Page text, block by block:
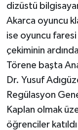
dizüstü
Akarca oyuncu
ise oyuncu
çekiminin
Törene başta
Dr. Yusuf
Regülasyon
Kaplan olmak
öğrenciler